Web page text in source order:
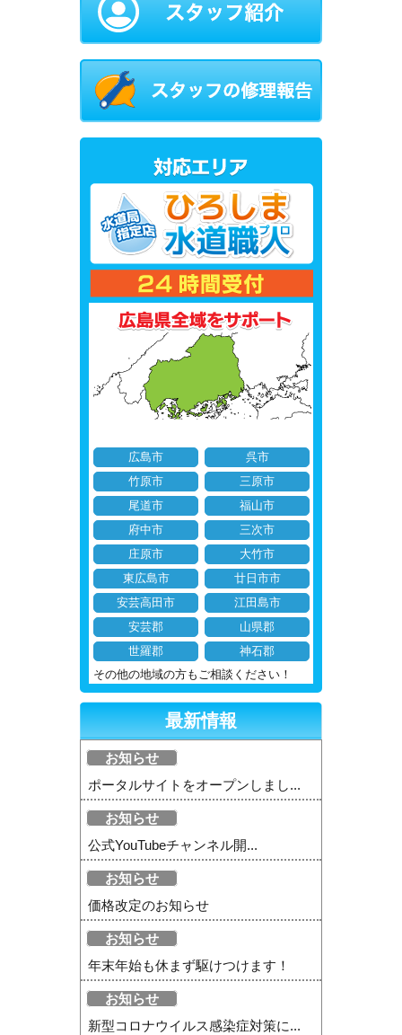
広島市
呉市
竹原市
三原市
尾道市
福山市
府中市
三次市
庄原市
大竹市
東広島市
廿日市市
安芸高田市
江田島市
安芸郡
山県郡
世羅郡
神石郡
その他の地域の方もご相談ください！
最新情報
お知らせ
ポータルサイトをオープンしまし...
お知らせ
公式YouTubeチャンネル開...
お知らせ
価格改定のお知らせ
お知らせ
年末年始も休まず駆けつけます！
お知らせ
新型コロナウイルス感染症対策に...